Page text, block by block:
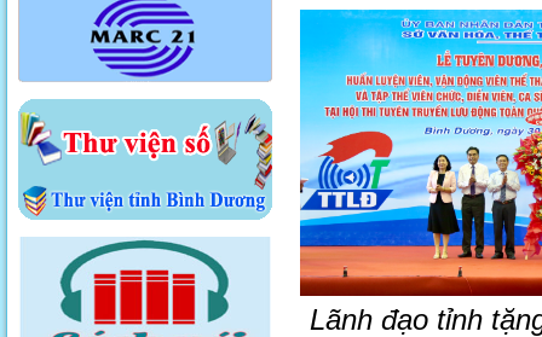
Lãnh đạo tỉnh